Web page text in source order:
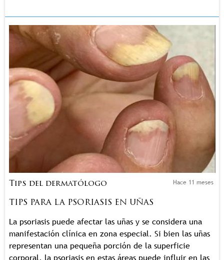
Tips del dermatólogo Hace 11 meses
TIPS PARA LA PSORIASIS EN UÑAS
La psoriasis puede afectar las uñas y se considera una
manifestación clínica en zona especial. Si bien las uñas
representan una pequeña porción de la superficie
corporal, la psoriasis en estas áreas puede influir en las